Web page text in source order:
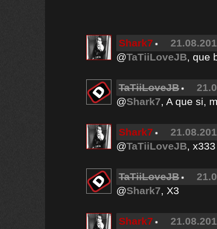
Shark7
@TaTiiLoveJB, que
TaTiiLoveJB
@Shark7, A que si,
Shark7
@TaTiiLoveJB,
TaTiiLoveJB
@Shark7, X3
Shark7